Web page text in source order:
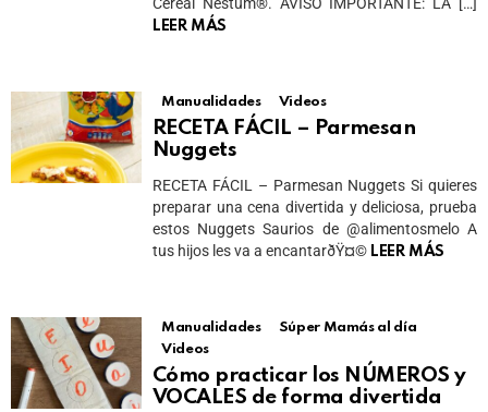
LEER MÁS
Manualidades Videos
RECETA FÁCIL – Parmesan
Nuggets
RECETA FÁCIL – Parmesan Nuggets Si quieres
preparar una cena divertida y deliciosa, prueba
estos Nuggets Saurios de @alimentosmelo A
tus hijos les va a encantarðŸ¤© LEER MÁS
Manualidades
Súper Mamás al día
Videos
Cómo practicar los NÚMEROS y
VOCALES de forma divertida